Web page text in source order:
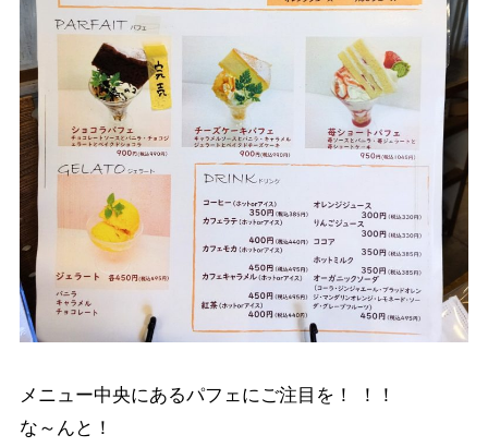
メニュー中央にあるパフェにご注目を！ ！！
な～んと！